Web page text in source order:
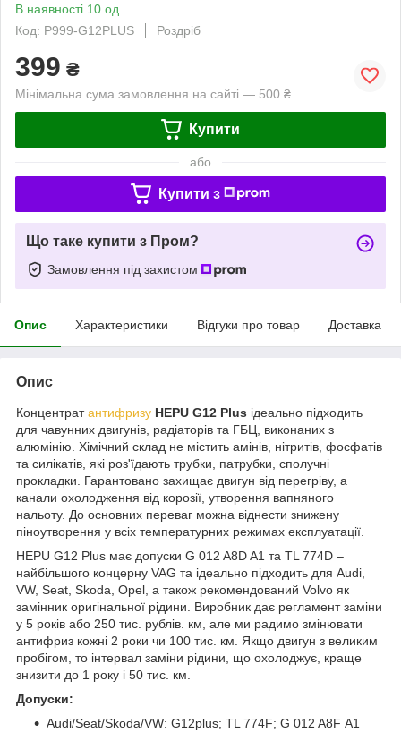
В наявності 10 од.
Код: P999-G12PLUS
Роздріб
399 ₴
Мінімальна сума замовлення на сайті — 500 ₴
Купити
або
Купити з
Що таке купити з Пром?
Замовлення під захистом
Опис Характеристики Відгуки про товар Доставка
Опис
Концентратантифризу HEPU G12 Plus ідеально підходить
для чавунних двигунів, радіаторів та ГБЦ, виконаних з
алюмінію. Хімічний склад не містить амінів, нітритів, фосфатів
та силікатів, які роз'їдають трубки, патрубки, сполучні
прокладки. Гарантовано захищає двигун від перегріву, а
канали охолодження від корозії, утворення вапняного
нальоту. До основних переваг можна віднести знижену
піноутворення у всіх температурних режимах експлуатації.
HEPU G12 Plus має допуски G 012 A8D A1 та TL 774D –
найбільшого концерну VAG та ідеально підходить для Audi,
VW, Seat, Skoda, Opel, а також рекомендований Volvo як
замінник оригінальної рідини. Виробник дає регламент заміни
у 5 років або 250 тис. рублів. км, але ми радимо змінювати
антифриз кожні 2 роки чи 100 тис. км. Якщо двигун з великим
пробігом, то інтервал заміни рідини, що охолоджує, краще
знизити до 1 року і 50 тис. км.
Допуски:
Audi/Seat/Skoda/VW: G12plus; TL 774F; G 012 A8F A1